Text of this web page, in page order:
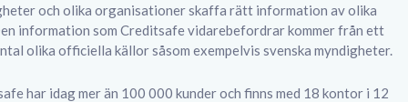
och olika organisationer skaffa rätt information av olika
information som Creditsafe vidarebefordrar kommer från ett
olika officiella källor såsom exempelvis svenska myndigheter.
har idag mer än 100 000 kunder och finns med 18 kontor i 12